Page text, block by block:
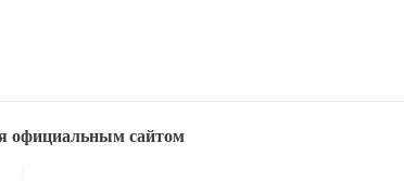
официальным сайтом